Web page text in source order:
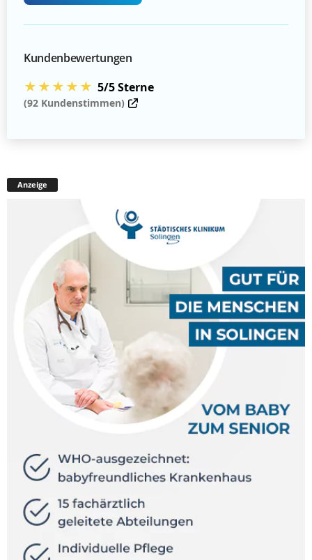
Kundenbewertungen
★★★★★ 5/5 Sterne
(92 Kundenstimmen)
Anzeige